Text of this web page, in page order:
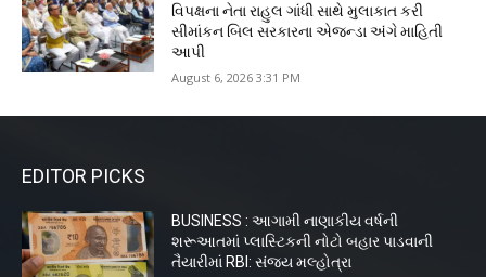
વિપક્ષના નેતા રાહુલ ગાંધી સાથે મુલાકાત કરી
સીમાંકન બિલ સરકારના એજન્ડા અંગે માહિતી
આપી
August 6, 2026 3:31 PM
EDITOR PICKS
BUSINESS : આગામી નાણાકીય વર્ષની
શરૂઆતમાં પ્લાસ્ટિકની નોટો બહાર પાડવાની
તૈયારીમાં RBI: સંજય મલ્હોત્રા